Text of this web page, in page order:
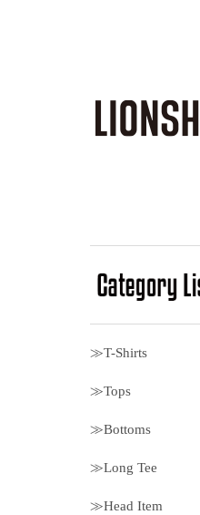
≫T-Shirts
≫Tops
≫Bottoms
≫Long Tee
≫Head Item